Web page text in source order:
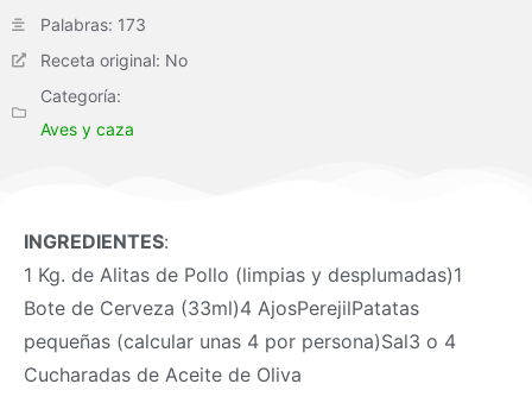
Palabras: 173
Receta original: No
Categoría:
Aves y caza
INGREDIENTES:
1 Kg. de Alitas de Pollo (limpias y desplumadas)1
Bote de Cerveza (33ml)4 AjosPerejilPatatas
pequeñas (calcular unas 4 por persona)Sal3 o 4
Cucharadas de Aceite de Oliva